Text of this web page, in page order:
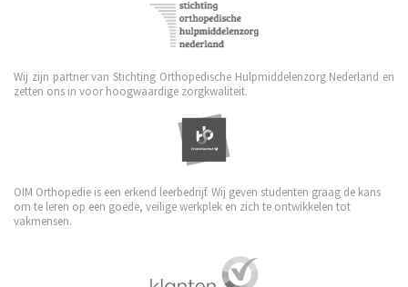
Wij zijn partner van Stichting Orthopedische Hulpmiddelenzorg Nederland en
zetten ons in voor hoogwaardige zorgkwaliteit.
OIM Orthopedie is een erkend leerbedrijf. Wij geven studenten graag de kans
om te leren op een goede, veilige werkplek en zich te ontwikkelen tot
vakmensen.